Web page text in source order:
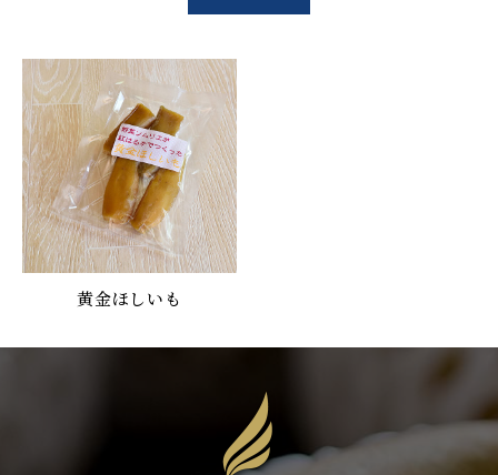
黄金ほしいも